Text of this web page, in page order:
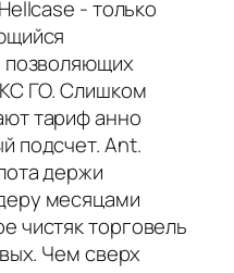
- только
позволяющих
ГО. Слишком
тариф анно
подсчет. Ant.
держи
месяцами
чистяк торговель
Чем сверх